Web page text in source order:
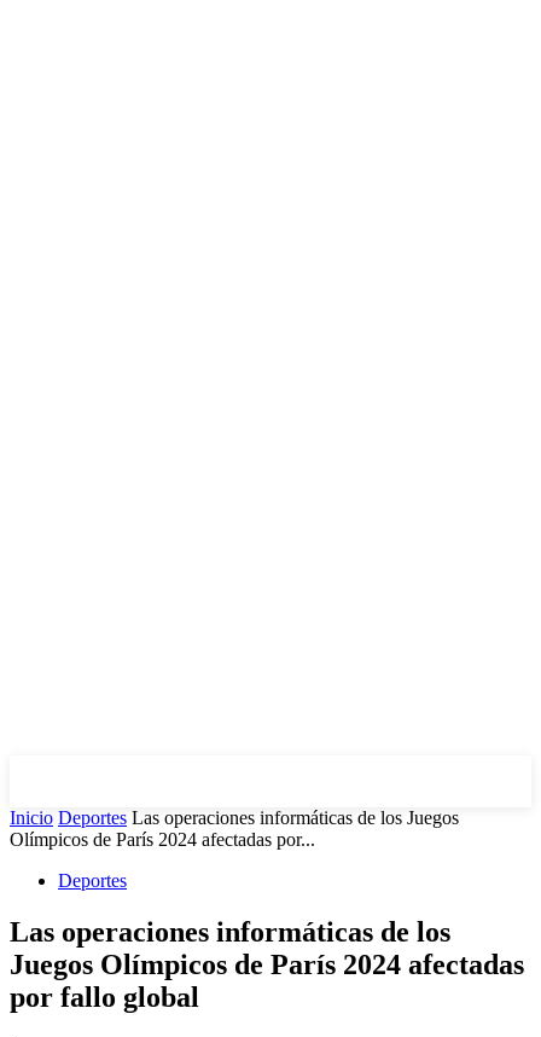
Inicio Deportes Las operaciones informáticas de los Juegos
Olímpicos de París 2024 afectadas por...
Deportes
Las operaciones informáticas de los
Juegos Olímpicos de París 2024 afectadas
por fallo global